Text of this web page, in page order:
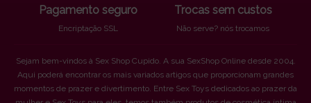
Pagamento seguro
Encriptação SSL
Trocas sem custos
Não serve? nós trocamos
Sejam bem-vindos à Sex Shop Cupido. A sua SexShop Online desde 2004.
Aqui poderá encontrar os mais variados artigos que proporcionam grandes
momentos de prazer e divertimento. Entre Sex Toys dedicados ao prazer da